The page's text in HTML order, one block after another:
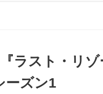
ラスト・リ
ーズン1